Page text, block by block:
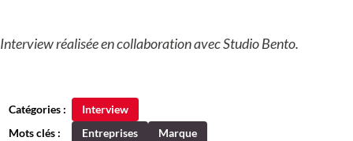
Interview réalisée en collaboration avec Studio Bento.
Catégories :
Interview
Mots clés :
Entreprises Marque